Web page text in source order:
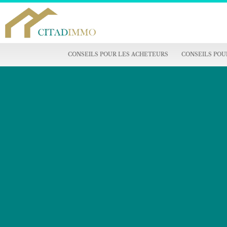
CONSEILS POUR LES ACHETEURS CONSEILS